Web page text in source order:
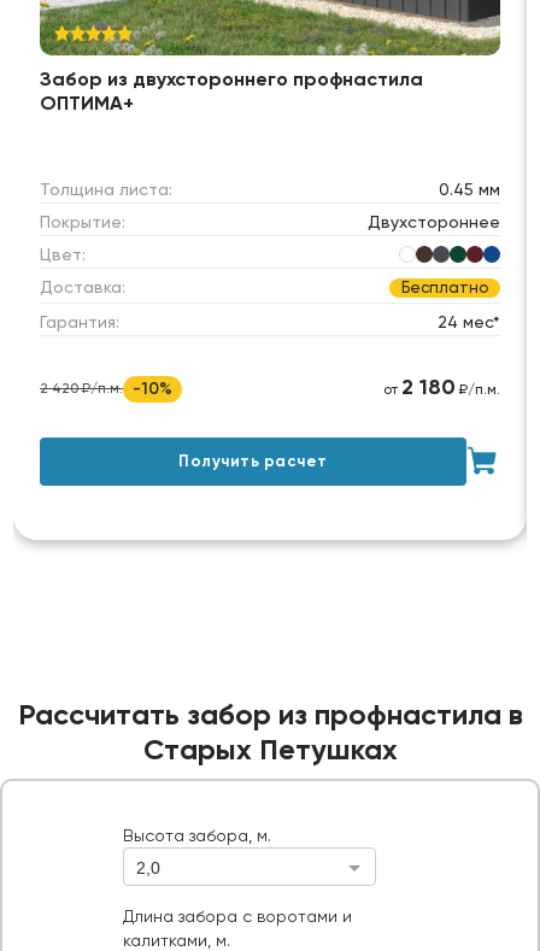
Забор из двухстороннего профнастила
ОПТИМА+
Толщина листа:
0.45 мм
Покрытие:
Двухстороннее
Цвет:
Доставка:
Бесплатно
Гарантия: 24 мес*
2 420 ₽/п.м. -10% от 2 180 ₽/п.м.
Получить расчет
Рассчитать забор из профнастила в
Старых Петушках
Высота забора, м.
2,0
Длина забора с воротами и
калитками, м.
Высота забора, м.
Длина забора с воротами и калитками, м.